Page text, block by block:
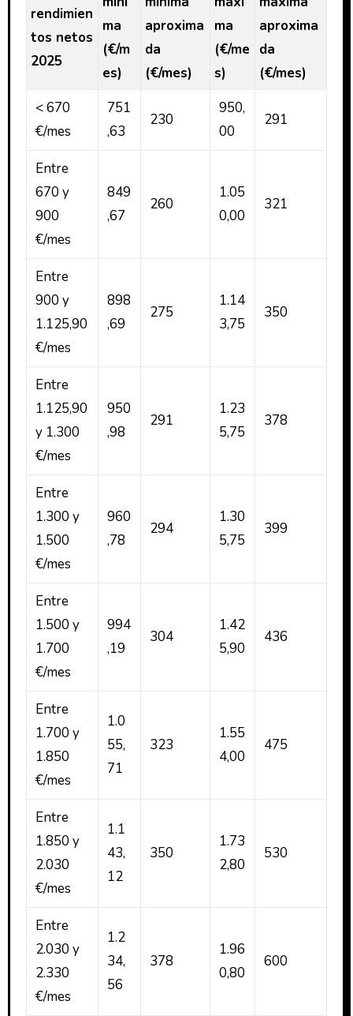
rendimien
tos netos
2025
ma
(€/m
es)
aproxima
da
(€/mes)
ma
(€/me
s)
aproxima
da
(€/mes)
< 670
€/mes
751
,63
230
950,
00
291
Entre
670 y
900
€/mes
849
,67
260
1.05
0,00
321
Entre
900 y
1.125,90
€/mes
898
,69
275
1.14
3,75
350
Entre
1.125,90
y 1.300
€/mes
950
,98
291
1.23
5,75
378
Entre
1.300 y
1.500
€/mes
960
,78
294
1.30
5,75
399
Entre
1.500 y
1.700
€/mes
994
,19
304
1.42
5,90
436
Entre
1.700 y
1.850
€/mes
1.0
55,
71
323
1.55
4,00
475
Entre
1.850 y
2.030
€/mes
1.1
43,
12
350
1.73
2,80
530
Entre
2.030 y
2.330
€/mes
1.2
34,
56
378
1.96
0,80
600